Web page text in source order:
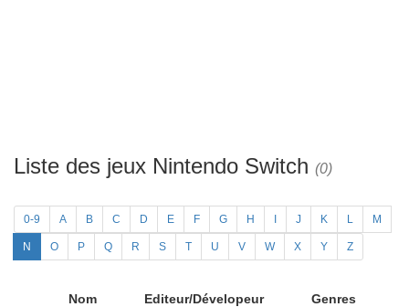
Liste des jeux Nintendo Switch (0)
0-9 A B C D E F G H J K L M
N O P Q R S T U V W X Y Z
Nom Editeur/Dévelopeur Genres